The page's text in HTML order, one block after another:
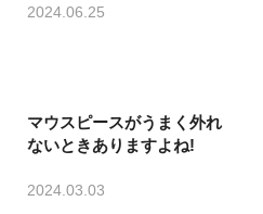
2024.06.25
マウスピースがうまく外れ
ないときありますよね!
2024.03.03